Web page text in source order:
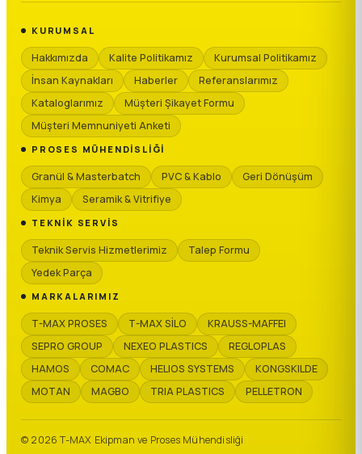
KURUMSAL
Hakkımızda Kalite Politikamız
Kurumsal Politikamız
İnsan Kaynakları
Haberler
Referanslarımız
Kataloglarımız
Müşteri Şikayet Formu
Müşteri Memnuniyeti Anketi
PROSES MÜHENDISLIĞI
Granül & Masterbatch PVC & Kablo
Geri Dönüşüm
Kimya
Seramik & Vitrifiye
TEKNIK SERVIS
Teknik Servis Hizmetlerimiz
Talep Formu
Yedek Parça
MARKALARIMIZ
T-MAX PROSES T-MAX SİLO
KRAUSS-MAFFEI
SEPRO GROUP
NEXEO PLASTICS
REGLOPLAS
HAMOS
COMAC HELIOS SYSTEMS
KONGSKILDE
MOTAN
MAGBO TRIA PLASTICS PELLETRON
© 2026 T-MAX Ekipman ve Proses Mühendisliği